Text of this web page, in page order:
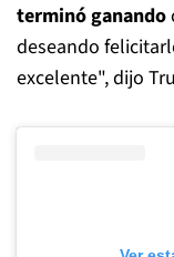
terminó ganando
deseando
excelente", dijo